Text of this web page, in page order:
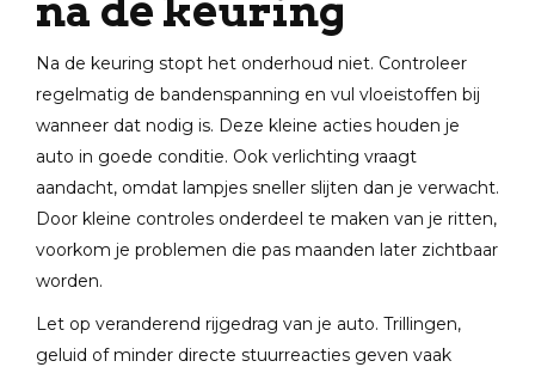
na de keuring
Na de keuring stopt het onderhoud niet. Controleer
regelmatig de bandenspanning en vul vloeistoffen bij
wanneer dat nodig is. Deze kleine acties houden je
auto in goede conditie. Ook verlichting vraagt
aandacht, omdat lampjes sneller slijten dan je verwacht.
Door kleine controles onderdeel te maken van je ritten,
voorkom je problemen die pas maanden later zichtbaar
worden.
Let op veranderend rijgedrag van je auto. Trillingen,
geluid of minder directe stuurreacties geven vaak